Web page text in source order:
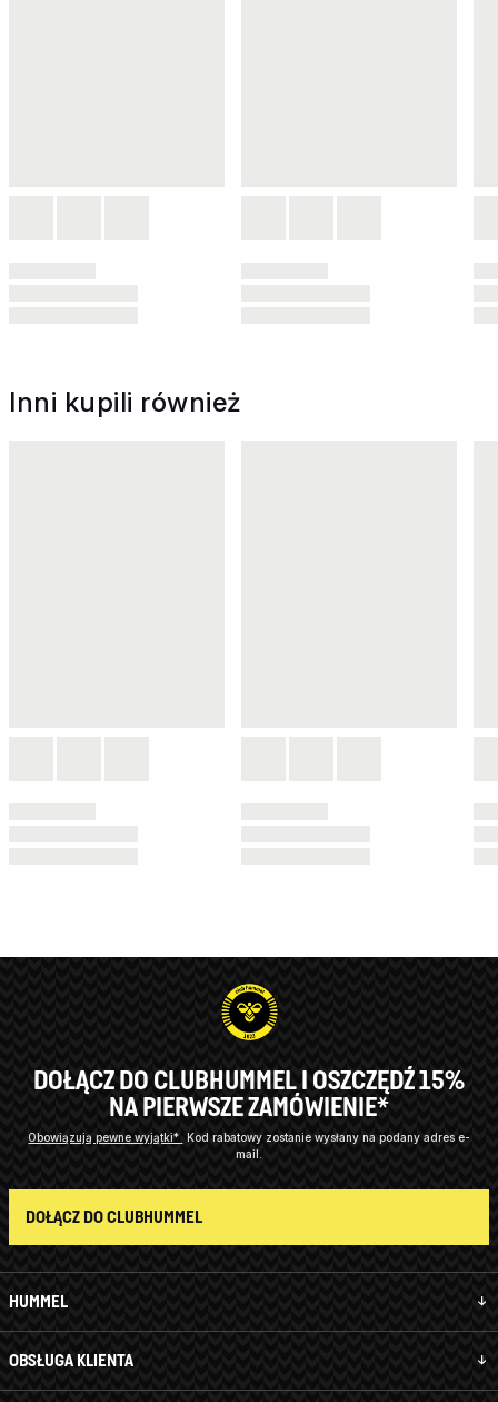
Inni kupili również
HUMMEL
OBSŁUGA KLIENTA
DOŁĄCZ DO CLUBHUMMEL I OSZCZĘDŹ 15%
NA PIERWSZE ZAMÓWIENIE*
Obowiązują pewne wyjątki*
Kod rabatowy zostanie wysłany na podany adres e-
mail.
DOŁĄCZ DO CLUBHUMMEL